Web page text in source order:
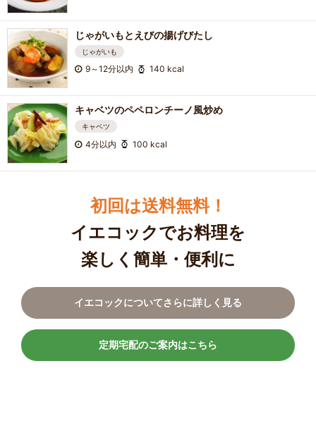
じゃがいもとえびの揚げびたし
じゃがいも
9～12分以内 140 kcal
キャベツのペペロンチーノ風炒め
キャベツ
4分以内 100 kcal
初回は送料無料！
イエコックでお料理を
楽しく簡単・便利に
イエコックについてさらに詳しく見る
定期宅配のご案内はこちら